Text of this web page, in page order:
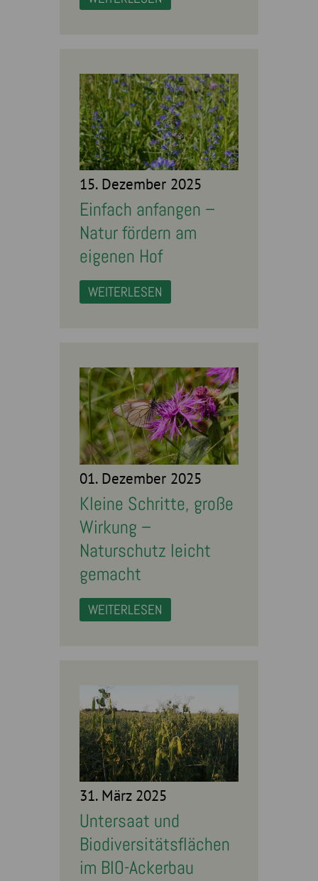
15. Dezember 2025
Einfach anfangen –
Natur fördern am
eigenen Hof
WEITERLESEN
01. Dezember 2025
Kleine Schritte, große
Wirkung –
Naturschutz leicht
gemacht
WEITERLESEN
31. März 2025
Untersaat und
Biodiversitätsflächen
im BIO-Ackerbau